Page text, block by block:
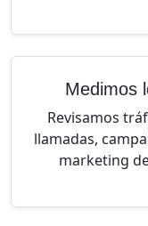
Medimos
Revisamos
llamadas,
marketing